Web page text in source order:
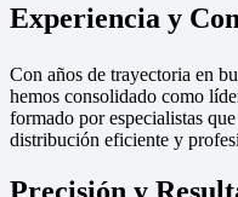
Experiencia y
Con años de trayectoria en
hemos consolidado como
formado por especialistas
distribución eficiente y